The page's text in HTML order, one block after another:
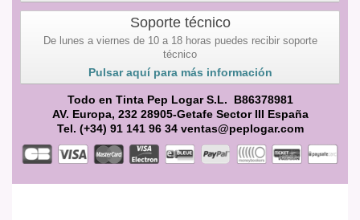
Soporte técnico
De lunes a viernes de 10 a 18 horas puedes recibir soporte
técnico
Pulsar aquí para más información
Todo en Tinta Pep Logar S.L. B86378981
AV. Europa, 232 28905-Getafe Sector III España
Tel. (+34) 91 141 96 34 ventas@peplogar.com